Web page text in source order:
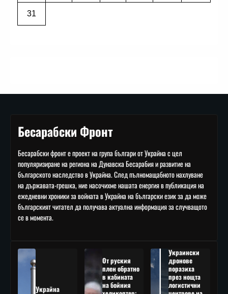
31
Бесарабски Фронт
Бесарабски фронт е проект на група българи от Украйна с цел
популяризиране на региона на Дунавска Бесарабия и развитие на
българското наследство в Украйна. След пълномащабното нахлуване
на държавата-грешка, ние насочихме нашата енергия в публикация на
ежедневни хроники за войната в Украйна на български език за да може
българският читател да получава актуална информация за случващото
се в момента.
Украйна
От руския
плен обратно
в кабината
на бойния
Украински
дронове
поразиха
през нощта
логистични